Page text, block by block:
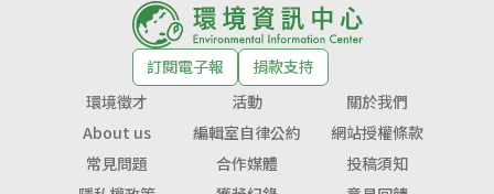
訂閱電子報
捐款支持
環境徵才
活動
關於我們
About us
編輯室自律公約
網站授權條款
常見問題
合作媒體
投稿須知